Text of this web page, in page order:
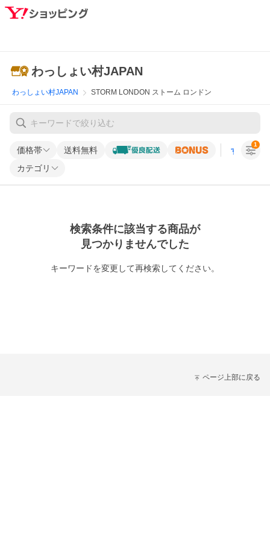
わっしょい村JAPAN
わっしょい村JAPAN STORM LONDON ストーム ロンドン
価格帯 送料無料 すべての条
カテゴリ
1
検索条件に該当する商品が
見つかりませんでした
キーワードを変更して再検索してください。
ページ上部に戻る